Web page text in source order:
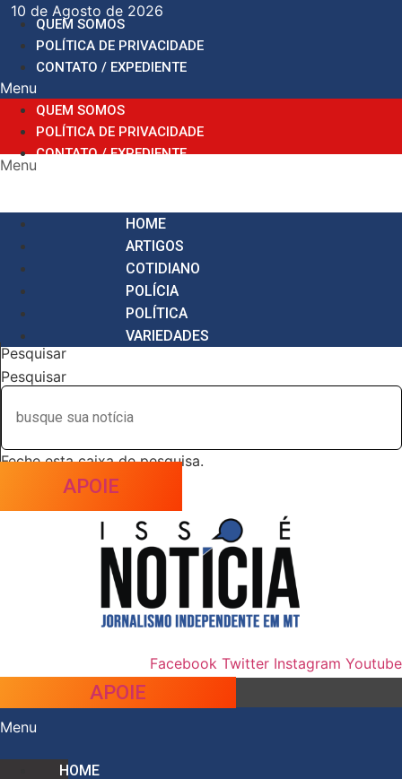
para
conteúdo
10 de Agosto de 2026
QUEM SOMOS
POLÍTICA DE PRIVACIDADE
CONTATO / EXPEDIENTE
Menu
QUEM SOMOS
POLÍTICA DE PRIVACIDADE
CONTATO / EXPEDIENTE
Menu
HOME
ARTIGOS
COTIDIANO
POLÍCIA
POLÍTICA
VARIEDADES
Pesquisar
Pesquisar
Feche esta caixa de pesquisa.
APOIE
Facebook Twitter Instagram Youtube
APOIE
Menu
HOME